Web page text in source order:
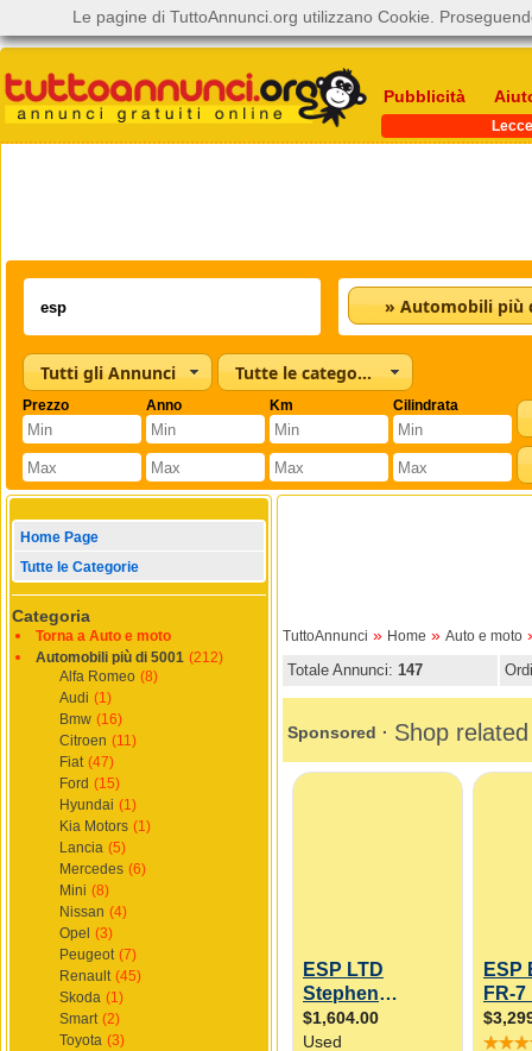
Pubblicità
Lecce
Tutti gli Annunci Tutte le categorie
Prezzo Anno Km Cilindrata
Home Page
Tutte le Categorie
Categoria
Torna a Auto e moto
Automobili più di 5001 (212)
Alfa Romeo (8)
Audi (1)
Bmw (16)
Citroen (11)
Fiat (47)
Ford (15)
Hyundai (1)
Kia Motors (1)
Lancia (5)
Mercedes (6)
Mini (8)
Nissan (4)
Opel (3)
Peugeot (7)
Renault (45)
Skoda (1)
Smart (2)
Toyota (3)
TuttoAnnunci » Home » Auto e moto
Totale Annunci: 147
Le pagine di TuttoAnnunci.org utilizzano Cookie.